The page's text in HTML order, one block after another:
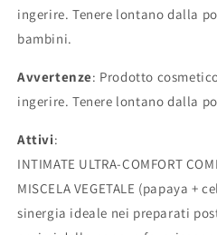
ingerire. Tenere lontano dalla
bambini.
Avvertenze: Prodotto
ingerire. Tenere lontano dalla
Attivi:
INTIMATE ULTRA-COMFORT
MISCELA VEGETALE (papaya +
sinergia ideale nei preparati